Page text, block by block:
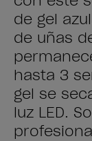
de gel
de uñas
hasta 3
gel se
luz LED.